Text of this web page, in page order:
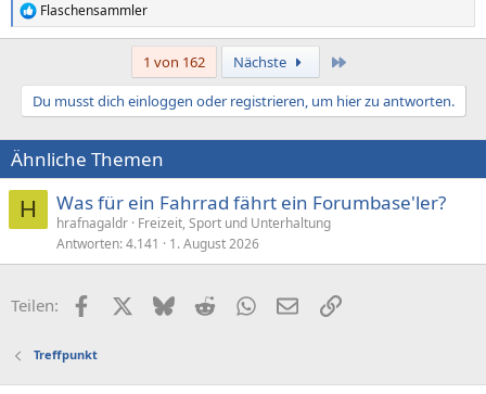
R
e
t
o
n
e
n
:
Flaschensammler
1 von 162 Nächste
Du musst dich einloggen oder registrieren, um hier zu antworten.
Ähnliche Themen
H Was für ein Fahrrad fährt ein Forumbase'ler?
hrafnagaldr Freizeit, Sport und Unterhaltung
Antworten 4.141 1. August 2026
Teilen: FacebookX (Twitter)
BlueskyRedditWhatsApp
E-MailLink
Treffpunkt